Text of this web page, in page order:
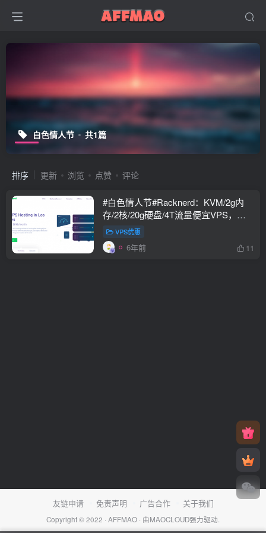
白色情人节 共1篇
排序 更新 浏览 点赞 评论
#白色情人节#Racknerd：KVM/2g内
存/2核/20g硬盘/4T流量便宜VPS，限
量100个，$18.88/年
VPS优惠
6年前 11
友链申请 免责声明 广告合作 关于我们
Copyright © 2022 · AFFMAO · 由MAOCLOUD强力驱动.